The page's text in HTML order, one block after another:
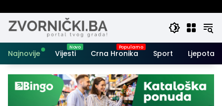
Najnovije Vijesti Crna Hronika Sport Ljepota i